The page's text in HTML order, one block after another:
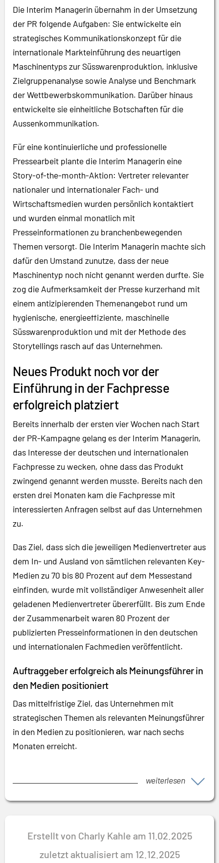
Die Interim Managerin übernahm in der Umsetzung
der PR folgende Aufgaben: Sie entwickelte ein
strategisches Kommunikationskonzept für die
internationale Markteinführung des neuartigen
Maschinentyps zur Süsswarenproduktion, inklusive
Zielgruppenanalyse sowie Analyse und Benchmark
der Wettbewerbskommunikation. Darüber hinaus
entwickelte sie einheitliche Botschaften für die
Aussenkommunikation.
Für eine kontinuierliche und professionelle
Pressearbeit plante die Interim Managerin eine
Story-of-the-month-Aktion: Vertreter relevanter
nationaler und internationaler Fach- und
Wirtschaftsmedien wurden persönlich kontaktiert
und wurden einmal monatlich mit
Presseinformationen zu branchenbewegenden
Themen versorgt. Die Interim Managerin machte sich
dafür den Umstand zunutze, dass der neue
Maschinentyp noch nicht genannt werden durfte. Sie
zog die Aufmerksamkeit der Presse kurzerhand mit
einem antizipierenden Themenangebot rund um
hygienische, energieeffiziente, maschinelle
Süsswarenproduktion und mit der Methode des
Storytellings rasch auf das Unternehmen.
Neues Produkt noch vor der
Einführung in der Fachpresse
erfolgreich platziert
Bereits innerhalb der ersten vier Wochen nach Start
der PR-Kampagne gelang es der Interim Managerin,
das Interesse der deutschen und internationalen
Fachpresse zu wecken, ohne dass das Produkt
zwingend genannt werden musste. Bereits nach den
ersten drei Monaten kam die Fachpresse mit
interessierten Anfragen selbst auf das Unternehmen
zu.
Das Ziel, dass sich die jeweiligen Medienvertreter aus
dem In- und Ausland von sämtlichen relevanten Key-
Medien zu 70 bis 80 Prozent auf dem Messestand
einfinden, wurde mit vollständiger Anwesenheit aller
geladenen Medienvertreter übererfüllt. Bis zum Ende
der Zusammenarbeit waren 80 Prozent der
publizierten Presseinformationen in den deutschen
und internationalen Fachmedien veröffentlicht.
Auftraggeber erfolgreich als Meinungsführer in
den Medien positioniert
Das mittelfristige Ziel, das Unternehmen mit
strategischen Themen als relevanten Meinungsführer
in den Medien zu positionieren, war nach sechs
Monaten erreicht.
weiterlesen
Erstellt von Charly Kahle am 11.02.2025
zuletzt aktualisiert am 12.12.2025